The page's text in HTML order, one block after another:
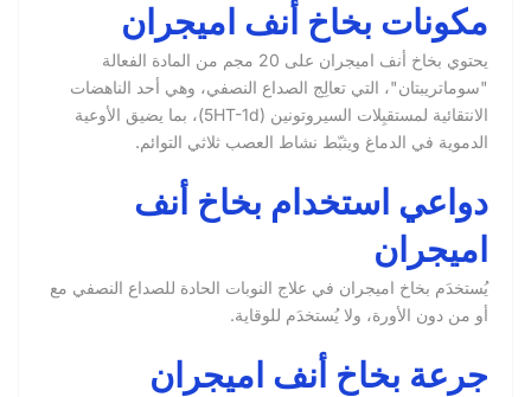
مكونات بخاخ أنف اميجران
يحتوي بخاخ أنف اميجران على 20 مجم من المادة الفعالة
"سوماتريبتان"، التي تعالِج الصداع النصفي، وهي أحد الناهضات
الانتقائية لمستقبِلات السيروتونين (5HT-1d)، بما يضيق الأوعية
الدموية في الدماغ ويثبّط نشاط العصب ثلاثي التوائم.
دواعي استخدام بخاخ أنف
اميجران
يُستخدَم بخاخ اميجران في علاج النوبات الحادة للصداع النصفي مع
أو من دون الأورة، ولا يُستخدَم للوقاية.
جرعة بخاخ أنف اميجران